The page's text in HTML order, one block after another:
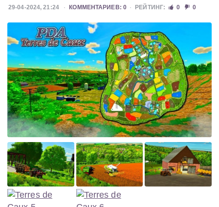
29-04-2024, 21:24 КОММЕНТАРИЕВ: 0 РЕЙТИНГ: 0 0